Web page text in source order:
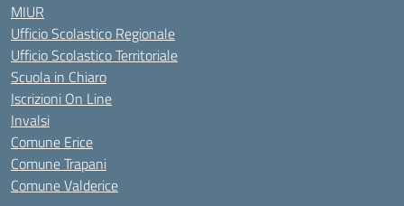
MIUR
Ufficio Scolastico Regionale
Ufficio Scolastico Territoriale
Scuola in Chiaro
Iscrizioni On Line
Invalsi
Comune Erice
Comune Trapani
Comune Valderice